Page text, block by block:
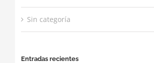
Sin categoría
Entradas recientes